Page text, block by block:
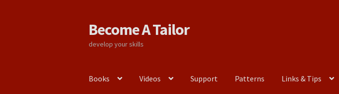
Zur
Navigation
springen
Zum
Inhalt
springen
Become A Tailor
develop your skills
Books Videos Support Patterns Links & Tips